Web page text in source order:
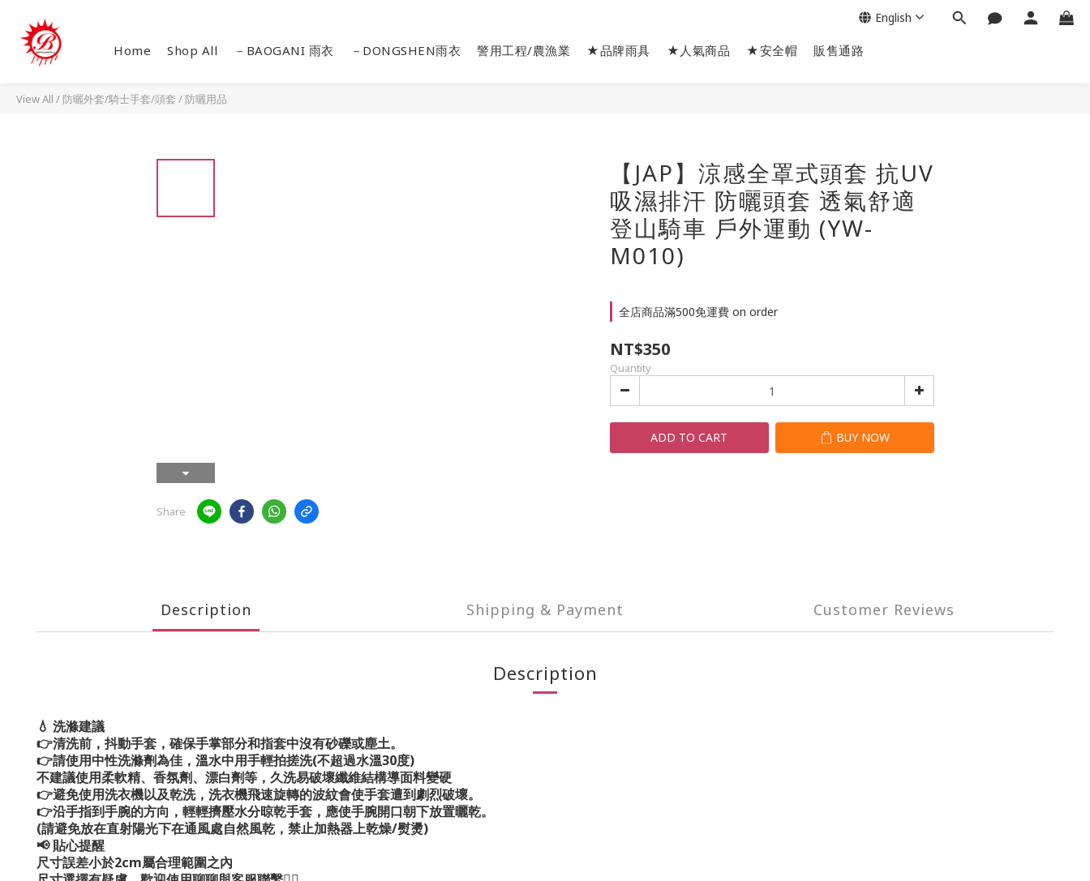
Home Shop All －BAOGANI 雨衣 －DONGSHEN雨衣 警用工程/農漁業 ★品牌雨具 ★人氣商品 ★安全帽 販售通路
English
View All / 防曬外套/騎士手套/頭套 / 防曬用品
Share
【JAP】涼感全罩式頭套 抗UV
吸濕排汗 防曬頭套 透氣舒適
登山騎車 戶外運動 (YW-
M010)
全店商品滿500免運費 on order
NT$350
Quantity
ADD TO CART BUY NOW
Description Shipping & Payment Customer Reviews
Description
💧 洗滌建議
👉清洗前，抖動手套，確保手掌部分和指套中沒有砂礫或塵土。
👉請使用中性洗滌劑為佳，溫水中用手輕拍搓洗(不超過水溫30度)
不建議使用柔軟精、香氛劑、漂白劑等，久洗易破壞纖維結構導面料變硬
👉避免使用洗衣機以及乾洗，洗衣機飛速旋轉的波紋會使手套遭到劇烈破壞。
👉沿手指到手腕的方向，輕輕擠壓水分晾乾手套，應使手腕開口朝下放置曬乾。
(請避免放在直射陽光下在通風處自然風乾，禁止加熱器上乾燥/熨燙)
📢 貼心提醒
尺寸誤差小於2cm屬合理範圍之內